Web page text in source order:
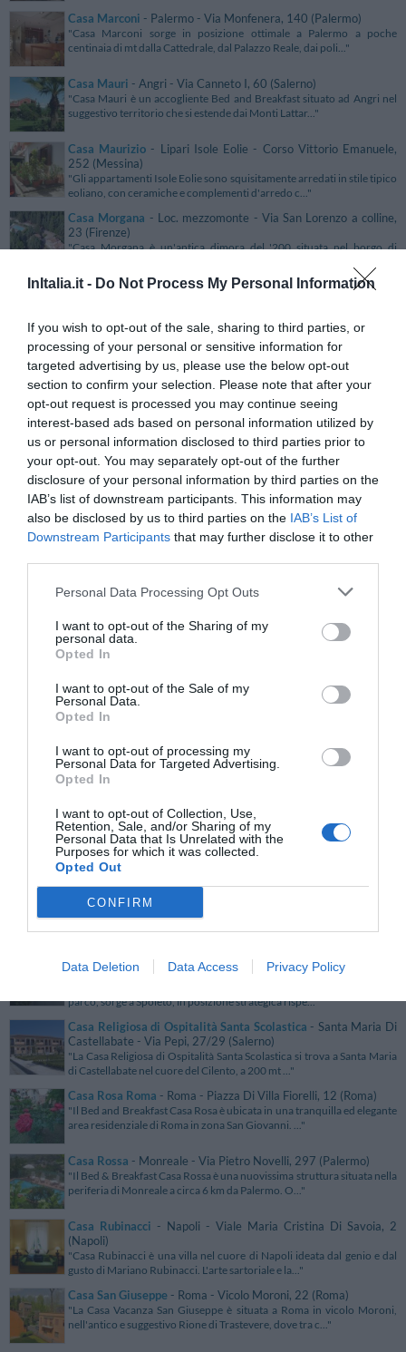
InItalia.it - Do Not Process My Personal Information
If you wish to opt-out of the sale, sharing to third parties, or
processing of your personal or sensitive information for
targeted advertising by us, please use the below opt-out
section to confirm your selection. Please note that after your
opt-out request is processed you may continue seeing
interest-based ads based on personal information utilized by
us or personal information disclosed to third parties prior to
your opt-out. You may separately opt-out of the further
disclosure of your personal information by third parties on the
IAB’s list of downstream participants. This information may
also be disclosed by us to third parties on the IAB’s List of
Downstream Participants that may further disclose it to other
Personal Data Processing Opt Outs
I want to opt-out of the Sharing of my
personal data.
Opted In
I want to opt-out of the Sale of my
Personal Data.
Opted In
I want to opt-out of processing my
Personal Data for Targeted Advertising.
Opted In
I want to opt-out of Collection, Use,
Retention, Sale, and/or Sharing of my
Personal Data that Is Unrelated with the
Purposes for which it was collected.
Opted Out
CONFIRM
Data Deletion Data Access Privacy Policy
Casa Marconi - Palermo - Via Monfenera, 140 (Palermo)
"Casa Marconi sorge in posizione ottimale a Palermo a poche
centinaia di mt dalla Cattedrale, dal Palazzo Reale, dai poli..."
Casa Mauri - Angri - Via Canneto I, 60 (Salerno)
"Casa Mauri è un accogliente Bed and Breakfast situato ad Angri nel
suggestivo territorio che si estende dai Monti Lattar..."
Casa Maurizio - Lipari Isole Eolie - Corso Vittorio Emanuele,
252 (Messina)
"Gli appartamenti Isole Eolie sono squisitamente arredati in stile tipico
eoliano, con ceramiche e complementi d'arredo c..."
Casa Morgana - Loc. mezzomonte - Via San Lorenzo a colline,
23 (Firenze)
"Casa Morgana è un'antica dimora del '200 situata nel borgo di
Casa Munay Bed & Breakfast- Bologna - Via Angelo Venturoli,
ideale per piacevoli soggiorni turistici e d'affari ..."
Casa Nicolò Priuli- Venezia - Castello 4986 (Venezia)
"Casa Nicolò Priuli sorge nel cuore del centro storico di Venezia, a 200
mt da Piazza San Marco e a 500 mt dal ponte di R..."
Casa Nostra Signora - Roma - Via Cassia, 1826 (Roma)
"Casa Nostra Signora sorge in una zona tranquilla a nord di Roma, in
posizione strategica rispetto al Grande Raccordo Anu..."
Casa Orioles- Palermo - Via Alla Piazza Dei Tedeschi, 4
(Palermo)
"Casa Orioles offre raffinati appartamenti per un soggiorno
indimenticabile a Palermo. Lo storico palazzo di fine '700 s..."
Casa Particular 25Rooms
- Roma - Via Dello Scalo San
Lorenzo, 25 (Roma)
"Casa Particular 25 rooms prende il nome e l'idea ispiratrice
Casa Pastor Bonus - Lecce - Piazza Stomeo, 9 (Lecce)
"L'Hotel Casa Pastor Bonus si trova a Lecce, città d’arte e capitale del
barocco, nel cuore del Salento. La struttura è ..."
Casa Per Ferie Antonio Rosmini- Isola Di Capo Rizzuto -
Piazza Santuario (Crotone)
"La Casa Per Ferie Antonio Rosmini è un'accogliente struttura di Capo
Casa Pistani- Quartesana - Via Comacchio, 894 (Ferrara)
"Casa Pistani sorge in Località Quartesana in un parco di 9000 mq a
circa 10 minuti dal centro storico di Ferrara e a 6 k..."
Casa Raffaele Conforti- Maiori - Via Casa Mannini, 10
(Salerno)
"Casa Raffaele Conforti sorge in un palazzo gentilizio dell'800 ed è
situata in posizione tranquilla nel centro storico d..."
Casa Religiosa Di Ospitalità Nazareno
Delle Mura, 23 (Perugia)
parco, sorge a Spoleto, in posizione strategica rispe..."
Casa Religiosa di Ospitalità Santa Scolastica - Santa Maria Di
Castellabate - Via Pepi, 27/29 (Salerno)
"La Casa Religiosa di Ospitalità Santa Scolastica si trova a Santa Maria
di Castellabate nel cuore del Cilento, a 200 mt ..."
Casa Rosa Roma - Roma - Piazza Di Villa Fiorelli, 12 (Roma)
"Il Bed and Breakfast Casa Rosa è ubicata in una tranquilla ed elegante
area residenziale di Roma in zona San Giovanni. ..."
Casa Rossa - Monreale - Via Pietro Novelli, 297 (Palermo)
"Il Bed & Breakfast Casa Rossa è una nuovissima struttura situata nella
periferia di Monreale a circa 6 km da Palermo. O..."
Casa Rubinacci - Napoli - Viale Maria Cristina Di Savoia, 2
(Napoli)
"Casa Rubinacci è una villa nel cuore di Napoli ideata dal genio e dal
gusto di Mariano Rubinacci. L'arte sartoriale e la..."
Casa San Giuseppe - Roma - Vicolo Moroni, 22 (Roma)
"La Casa Vacanza San Giuseppe è situata a Roma in vicolo Moroni,
nell'antico e suggestivo Rione di Trastevere, dove tra c..."